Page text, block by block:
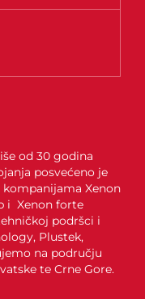
od 30 godina
posvećeno je
Xenon
i Xenon forte
podršci i
Plustek,
na području
te Crne Gore.